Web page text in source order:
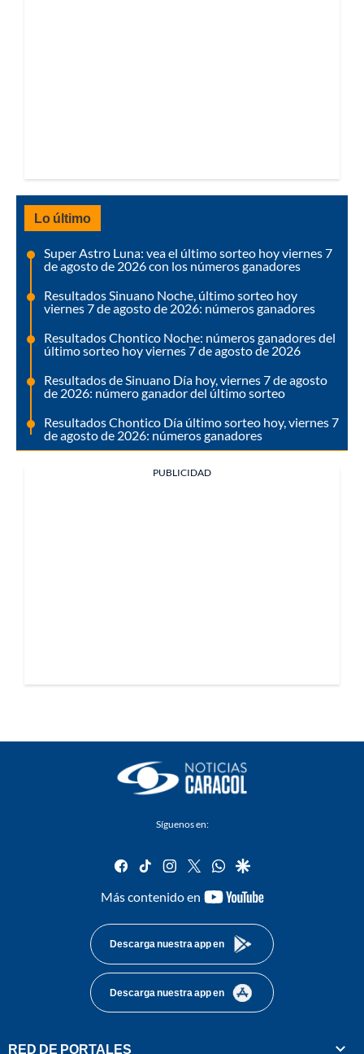
Lo último
Super Astro Luna: vea el último sorteo hoy viernes 7
de agosto de 2026 con los números ganadores
Resultados Sinuano Noche, último sorteo hoy
viernes 7 de agosto de 2026: números ganadores
Resultados Chontico Noche: números ganadores del
último sorteo hoy viernes 7 de agosto de 2026
Resultados de Sinuano Día hoy, viernes 7 de agosto
de 2026: número ganador del último sorteo
Resultados Chontico Día último sorteo hoy, viernes 7
de agosto de 2026: números ganadores
PUBLICIDAD
Síguenos en:
facebook
tiktok instagram
twitterwhatsapp
google
Más contenido en
youtube-
Descarga nuestra app en
Descarga nuestra app en
RED DE PORTALES